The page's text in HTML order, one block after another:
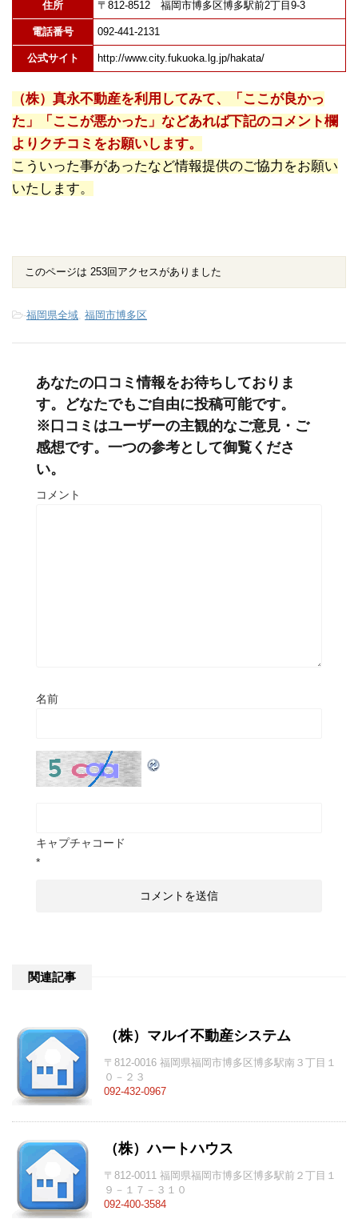
住所 〒812-8512 福岡市博多区博多駅前2丁目9-3
電話番号 092-441-2131
公式サイト http://www.city.fukuoka.lg.jp/hakata/
（株）真永不動産を利用してみて、「ここが良かっ
た」「ここが悪かった」などあれば下記のコメント欄
よりクチコミをお願いします。
こういった事があったなど情報提供のご協力をお願い
いたします。
このページは 253回アクセスがありました
-福岡県全域, 福岡市博多区
あなたの口コミ情報をお待ちしておりま
す。どなたでもご自由に投稿可能です。
※口コミはユーザーの主観的なご意見・ご
感想です。一つの参考として御覧くださ
い。
コメント
名前
キャプチャコード
*
関連記事
（株）マルイ不動産システム
〒812-0016 福岡県福岡市博多区博多駅南３丁目１
０－２３
092-432-0967
（株）ハートハウス
〒812-0011 福岡県福岡市博多区博多駅前２丁目１
９－１７－３１０
092-400-3584